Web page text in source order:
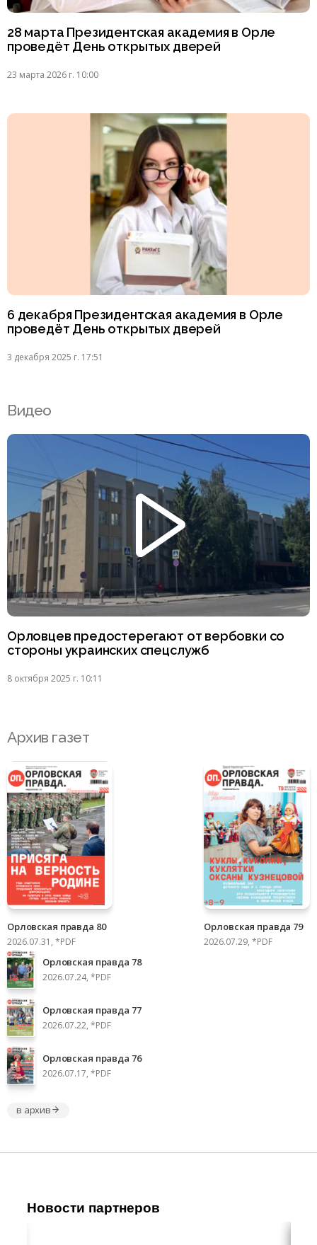
28 марта Президентская академия в Орле
проведёт День открытых дверей
23 марта 2026 г. 10:00
6 декабря Президентская академия в Орле
проведёт День открытых дверей
3 декабря 2025 г. 17:51
Видео
Орловцев предостерегают от вербовки со
стороны украинских спецслужб
8 октября 2025 г. 10:11
Архив газет
Орловская правда 80
2026.07.31, *PDF
Орловская правда 79
2026.07.29, *PDF
Орловская правда 78
2026.07.24, *PDF
Орловская правда 77
2026.07.22, *PDF
Орловская правда 76
2026.07.17, *PDF
в архив
Новости партнеров